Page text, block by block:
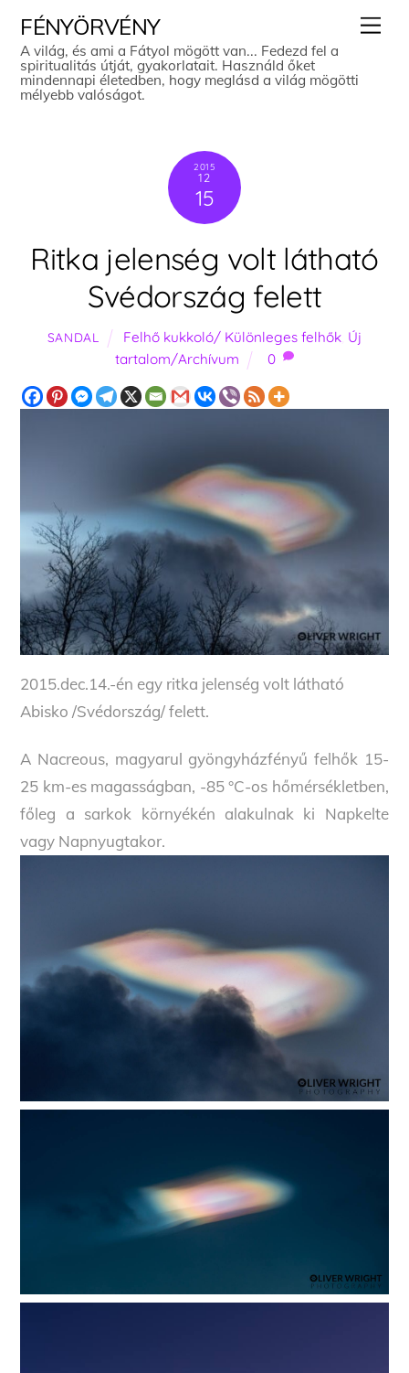
content
FÉNYÖRVÉNY
A világ, és ami a Fátyol mögött van... Fedezd fel a
spiritualitás útját, gyakorlatait. Használd őket
mindennapi életedben, hogy meglásd a világ mögötti
mélyebb valóságot.
2015
12
15
Ritka jelenség volt látható
Svédország felett
SANDAL Felhő kukkoló/ Különleges felhők Új
tartalom/Archívum
0
2015.dec.14.-én egy ritka jelenség volt látható
Abisko /Svédország/ felett.
A Nacreous, magyarul gyöngyházfényű felhők 15-
25 km-es magasságban, -85 °C-os hőmérsékletben,
főleg a sarkok környékén alakulnak ki Napkelte
vagy Napnyugtakor.